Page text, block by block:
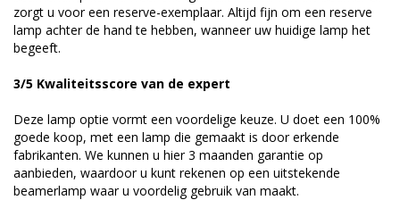
zorgt u voor een reserve-exemplaar. Altijd fijn om een reserve
lamp achter de hand te hebben, wanneer uw huidige lamp het
begeeft.
3/5 Kwaliteitsscore van de expert
Deze lamp optie vormt een voordelige keuze. U doet een 100%
goede koop, met een lamp die gemaakt is door erkende
fabrikanten. We kunnen u hier 3 maanden garantie op
aanbieden, waardoor u kunt rekenen op een uitstekende
beamerlamp waar u voordelig gebruik van maakt.